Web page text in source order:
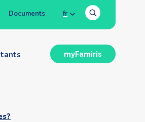
Documents fr
myFamiris